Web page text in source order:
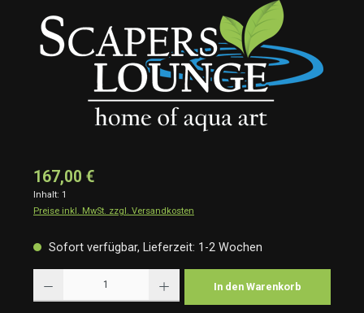
167,00 €
Inhalt: 1
Preise inkl. MwSt. zzgl. Versandkosten
Sofort verfügbar, Lieferzeit: 1-2 Wochen
In den Warenkorb